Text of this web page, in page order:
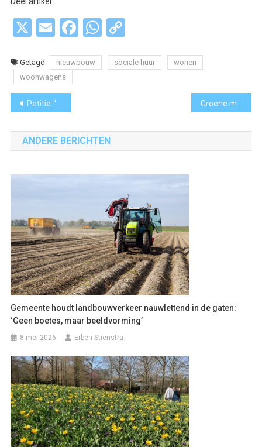
X EmailFacebook
WhatsApp
Copy
Getagd nieuwbouw sociale huur
wonen
woonwagens
Bericht
navigatie
Petitie: ‘Luchtvaartmaatschappijen moeten reizigers beter informeren over tromboserisico’
ANDERE BERICHTEN
Gemeente houdt landbouwverkeer nauwlettend in de gaten:
‘Geen boetes, maar beeldvorming’
8 mei 2026 Erben Stienstra